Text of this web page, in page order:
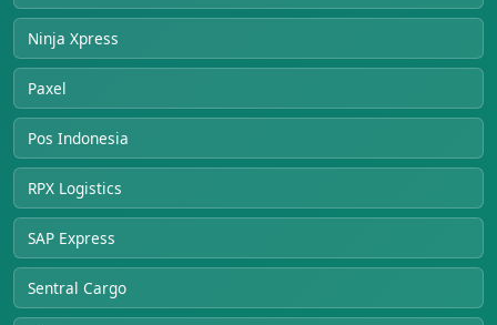
Ninja Xpress
Paxel
Pos Indonesia
RPX Logistics
SAP Express
Sentral Cargo